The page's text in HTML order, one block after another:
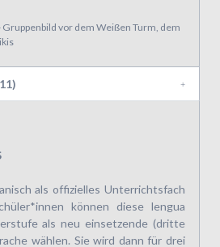
vor dem Weißen Turm, dem
als offizielles Unterrichtsfach
können diese lengua
als neu einsetzende (dritte
wählen. Sie wird dann für drei